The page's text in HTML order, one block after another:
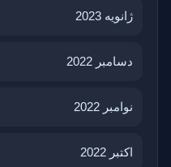
ژانویه 2023
دسامبر 2022
نوامبر 2022
اکتبر 2022